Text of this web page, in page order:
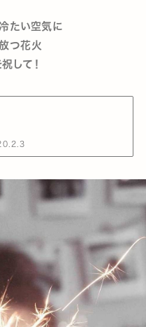
たい空気に
つ花火
して！